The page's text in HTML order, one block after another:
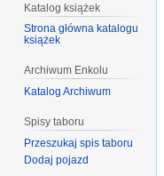
Katalog książek
Strona główna katalogu
książek
Archiwum Enkolu
Katalog Archiwum
Spisy taboru
Przeszukaj spis taboru
Dodaj pojazd